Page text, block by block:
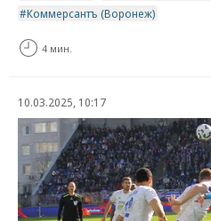
Коммерсантъ (Воронеж)
4 мин.
10.03.2025, 10:17